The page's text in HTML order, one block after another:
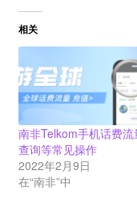
相关
南非Telkom手机话费流
查询等常见操作
2022年2月9日
在“南非”中